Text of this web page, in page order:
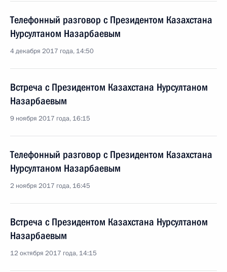
Телефонный разговор с Президентом Казахстана
Нурсултаном Назарбаевым
4 декабря 2017 года, 14:50
Встреча с Президентом Казахстана Нурсултаном
Назарбаевым
9 ноября 2017 года, 16:15
Телефонный разговор с Президентом Казахстана
Нурсултаном Назарбаевым
2 ноября 2017 года, 16:45
Встреча с Президентом Казахстана Нурсултаном
Назарбаевым
12 октября 2017 года, 14:15